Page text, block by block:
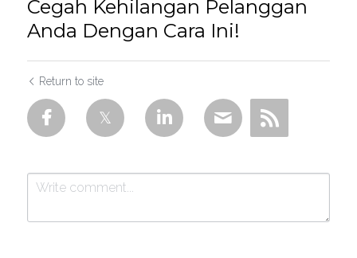
Cegah Kehilangan Pelanggan
Anda Dengan Cara Ini!
Return to site